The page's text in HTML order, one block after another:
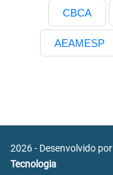
CBCA
AEAMESP
2026 - Desenvolvido por
Tecnologia